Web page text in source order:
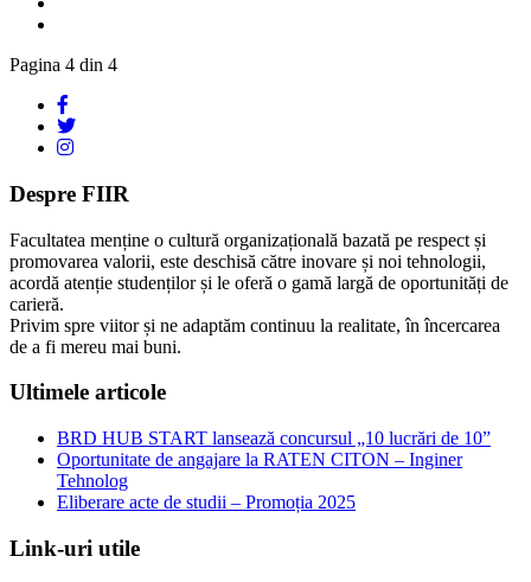
Pagina 4 din 4
Despre FIIR
Facultatea menține o cultură organizațională bazată pe respect și
promovarea valorii, este deschisă către inovare și noi tehnologii,
acordă atenție studenților și le oferă o gamă largă de oportunități de
carieră.
Privim spre viitor și ne adaptăm continuu la realitate, în încercarea
de a fi mereu mai buni.
Ultimele articole
BRD HUB START lansează concursul „10 lucrări de 10”
Oportunitate de angajare la RATEN CITON – Inginer
Tehnolog
Eliberare acte de studii – Promoția 2025
Link-uri utile